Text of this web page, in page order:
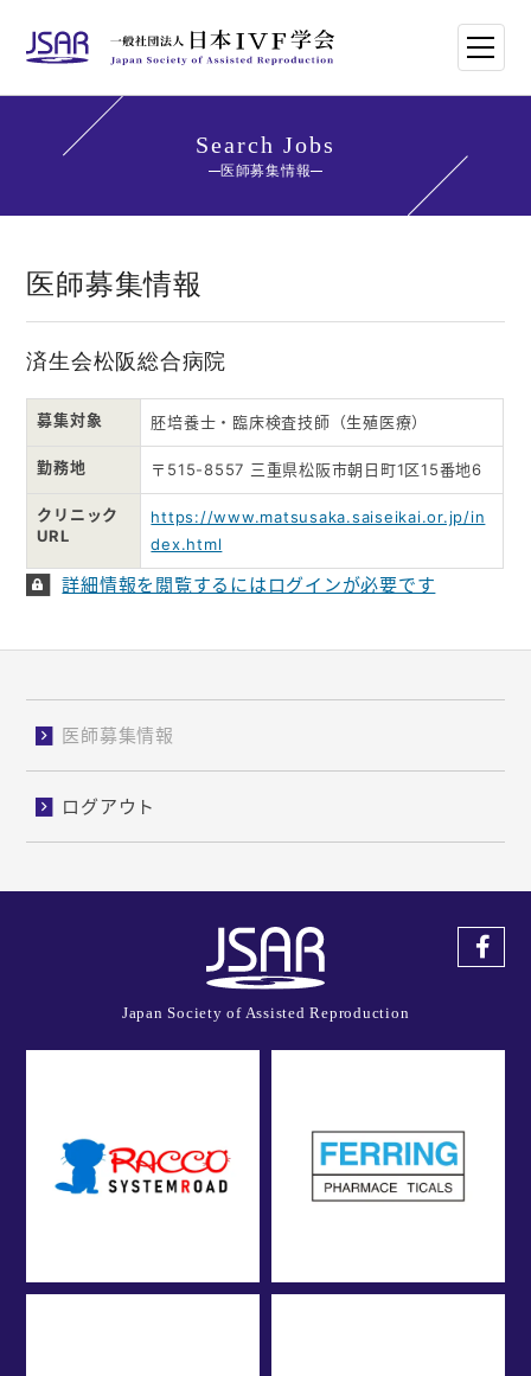
HOME
学会講師紹介
年次大会・イベント
世界のトレンド
入会ご案内
医師募集情報
ログイン
Search Jobs
医師募集情報
医師募集情報
済生会松阪総合病院
募集対象 胚培養士・臨床検査技師（生殖医療）
勤務地 〒515-8557 三重県松阪市朝日町1区15番地6
クリニック
URL
https://www.matsusaka.saiseikai.or.jp/in
dex.html
詳細情報を閲覧するにはログインが必要です
医師募集情報
ログアウト
Japan Society of Assisted Reproduction